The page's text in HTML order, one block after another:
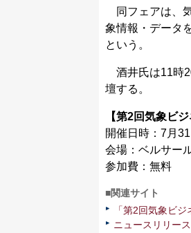
同フェアは、
象情報・データ
という。
酒井氏は11時
壇する。
【第2回気象ビ
開催日時：7⽉
会場：ベルサー
参加費：無料
■関連サイト
「第2回気象ビ
ニュースリリース